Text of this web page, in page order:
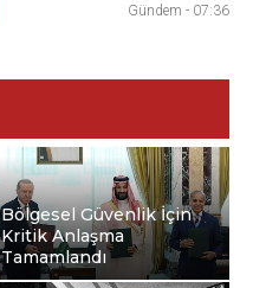
Gündem - 07:36
Bölgesel Güvenlik İçin
Kritik Anlaşma
Tamamlandı